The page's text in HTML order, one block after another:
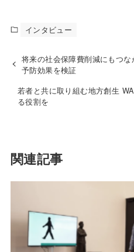
インタビュー
将来の社会保障費削減にもつ
予防効果を検証
若者と共に取り組む地方創生
る役割を
関連記事